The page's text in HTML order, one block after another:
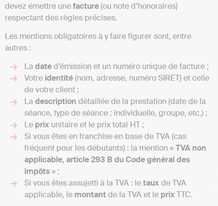
devez émettre unefacture(ou note d’honoraires)
respectant des règles précises.
Les mentions obligatoires à y faire figurer sont, entre
autres :
La dated’émission et un numéro unique de facture ;
Votre identité(nom, adresse, numéro SIRET) et celle
de votre client ;
La description détaillée de la prestation (date de la
séance, type de séance : individuelle, groupe, etc.) ;
Le prix unitaire et le prix total HT ;
Si vous êtes en franchise en base de TVA (cas
fréquent pour les débutants) : la mention «TVA non
applicable, article 293 B du Code général des
impôts» ;
Si vous êtes assujetti à la TVA : letauxde TVA
applicable, le montantde la TVA et le prixTTC.